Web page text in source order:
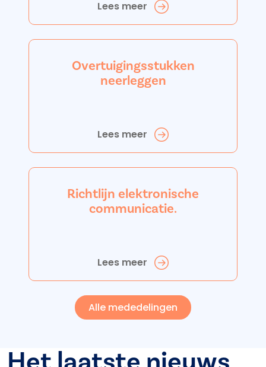
Lees meer
Overtuigingsstukken
neerleggen
Lees meer
Richtlijn elektronische
communicatie.
Lees meer
Alle mededelingen